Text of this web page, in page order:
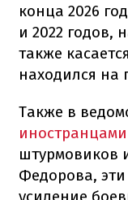
конца 2026
и 2022 годов,
также
находился на
Также в
иностранцами
штурмовиков
Федорова,
усиление